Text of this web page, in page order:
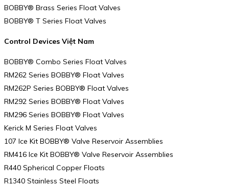
BOBBY® Brass Series Float Valves
BOBBY® T Series Float Valves
Control Devices Việt Nam
BOBBY® Combo Series Float Valves
RM262 Series BOBBY® Float Valves
RM262P Series BOBBY® Float Valves
RM292 Series BOBBY® Float Valves
RM296 Series BOBBY® Float Valves
Kerick M Series Float Valves
107 Ice Kit BOBBY® Valve Reservoir Assemblies
RM416 Ice Kit BOBBY® Valve Reservoir Assemblies
R440 Spherical Copper Floats
R1340 Stainless Steel Floats